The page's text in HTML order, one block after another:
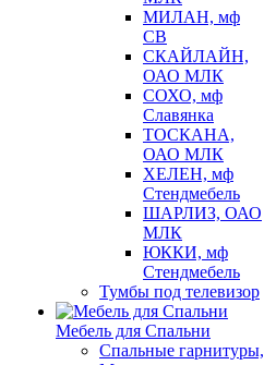
МИЛАН, мф
СВ
СКАЙЛАЙН,
ОАО МЛК
СОХО, мф
Славянка
ТОСКАНА,
ОАО МЛК
ХЕЛЕН, мф
Стендмебель
ШАРЛИЗ, ОАО
МЛК
ЮККИ, мф
Стендмебель
Тумбы под телевизор
Мебель для Спальни
Спальные гарнитуры,